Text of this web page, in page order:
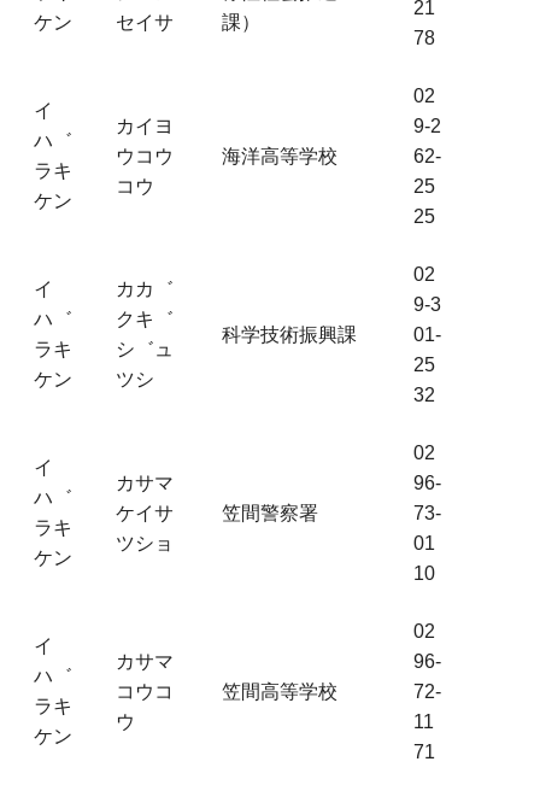
ケン
セイサ
課）
21
78
イ
ハ゛
ラキ
ケン
カイヨ
ウコウ
コウ
海洋高等学校
02
9-2
62-
25
25
イ
ハ゛
ラキ
ケン
カカ゛
クキ゛
シ゛ュ
ツシ
科学技術振興課
02
9-3
01-
25
32
イ
ハ゛
ラキ
ケン
カサマ
ケイサ
ツショ
笠間警察署
02
96-
73-
01
10
イ
ハ゛
ラキ
ケン
カサマ
コウコ
ウ
笠間高等学校
02
96-
72-
11
71